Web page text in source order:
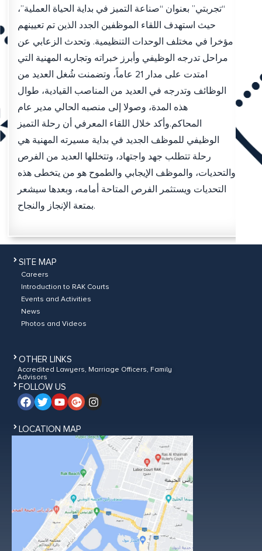
“تجربتي” بعنوان “صناعة التميز في بداية الحياة العملية”،
حيث استهدف اللقاء الموظفين الجدد الذين تم تعيينهم
مؤخرا في مختلف الوحدات التنظيمية. وتحدث الزعابي عن
مراحل تدرجه الوظيفي وأبرز خبراته وتجاربه المهنية التي
امتدت على مدار 21 عاماً، وتضمنت شُغل العديد من
الوظائف وتدرجه في العديد من المناصب القيادية، طوال
هذه المدة، وصولا إلى منصبه الحالي مدير عام
المحاكم.وأكد خلال اللقاء المعرفي أن رحلة التميز
الوظيفي للموظف الجديد في بداية مسيرته المهنية هي
رحلة تتطلب جهد واجتهاد، وتتخللها العديد من الفرص
والتحديات، والموظف الإيجابي والطموح هو من يتخطى هذه
التحديات ويستثمر الفرص المتاحة أمامه، وبعدها سيشعر
بمتعة الإنجاز والنجاح.
SITE MAP
Careers
Introduction to RAK Courts
Events and Activities
News
Photos and Videos
OTHER LINKS
Accredited Lawyers, Marriage Officers, Family
Advisors
FOLLOW US
LOCATION MAP